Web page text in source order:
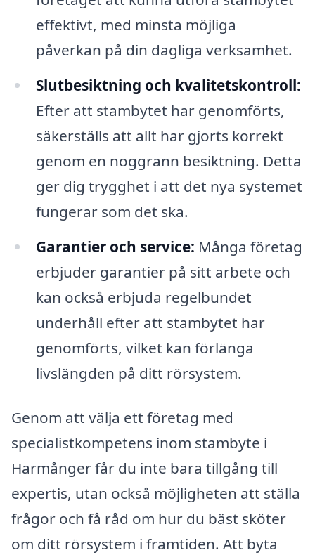
effektivt, med minsta möjliga
påverkan på din dagliga verksamhet.
Slutbesiktning och kvalitetskontroll:
Efter att stambytet har genomförts,
säkerställs att allt har gjorts korrekt
genom en noggrann besiktning. Detta
ger dig trygghet i att det nya systemet
fungerar som det ska.
Garantier och service: Många företag
erbjuder garantier på sitt arbete och
kan också erbjuda regelbundet
underhåll efter att stambytet har
genomförts, vilket kan förlänga
livslängden på ditt rörsystem.
Genom att välja ett företag med
specialistkompetens inom stambyte i
Harmånger får du inte bara tillgång till
expertis, utan också möjligheten att ställa
frågor och få råd om hur du bäst sköter
om ditt rörsystem i framtiden. Att byta